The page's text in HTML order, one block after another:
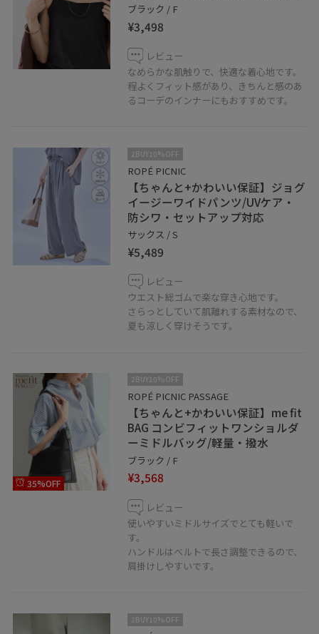
ブラック / F
¥3,498
レビュー
なめらかな肌触りで、快適な着心地です。
程よくフィット感があり、きちんと感のあ
るコーデのインナーにもおすすめです。
2BUY10%OFF
ROPÉ PICNIC
【ちゃんと+かわいい保証】ジョグ
イージーワイドパンツ/UVケア・
防シワ・セットアップ対応
サックス / S
¥5,489
レビュー
ウエスト総ゴムで楽な穿き心地です。
さらっとしていて肌離れする素材なので、
夏も涼しく穿けそうです。
35%OFF
2BUY10%OFF
ROPÉ PICNIC PASSAGE
【ちゃんと+かわいい保証】me fit
BAG コンビフィットワンショルダ
ーミドルバッグ/軽量・撥水
ブラック / F
¥3,568
レビュー
使いやすいミドルサイズでとても軽いで
す。
ハンドルはベルトで長さ調整できるので、
肩掛けしやすいです。
2BUY10%OFF